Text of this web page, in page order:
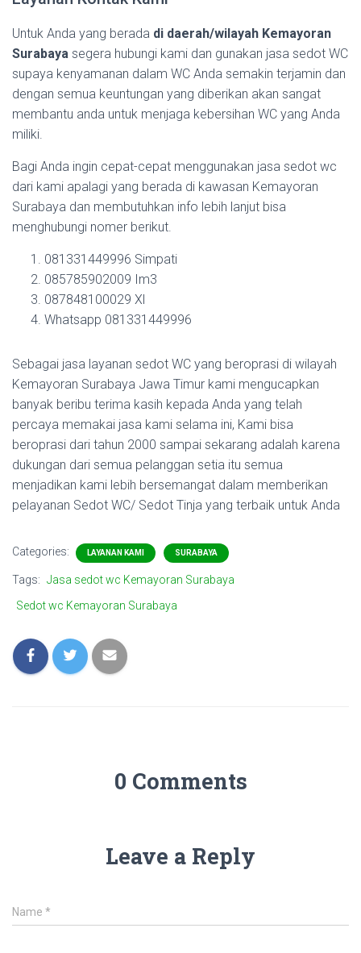
Untuk Anda yang berada di daerah/wilayah Kemayoran
Surabaya segera hubungi kami dan gunakan jasa sedot WC
supaya kenyamanan dalam WC Anda semakin terjamin dan
dengan semua keuntungan yang diberikan akan sangat
membantu anda untuk menjaga kebersihan WC yang Anda
miliki.
Bagi Anda ingin cepat-cepat menggunakan jasa sedot wc
dari kami apalagi yang berada di kawasan Kemayoran
Surabaya dan membutuhkan info lebih lanjut bisa
menghubungi nomer berikut.
081331449996 Simpati
085785902009 Im3
087848100029 Xl
Whatsapp 081331449996
Sebagai jasa layanan sedot WC yang beroprasi di wilayah
Kemayoran Surabaya Jawa Timur kami mengucapkan
banyak beribu terima kasih kepada Anda yang telah
percaya memakai jasa kami selama ini, Kami bisa
beroprasi dari tahun 2000 sampai sekarang adalah karena
dukungan dari semua pelanggan setia itu semua
menjadikan kami lebih bersemangat dalam memberikan
pelayanan Sedot WC/ Sedot Tinja yang terbaik untuk Anda
Categories: LAYANAN KAMI SURABAYA
Tags: Jasa sedot wc Kemayoran Surabaya
Sedot wc Kemayoran Surabaya
0 Comments
Leave a Reply
Name *